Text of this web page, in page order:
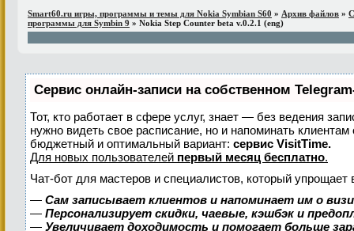
Smart60.ru игры, программы и темы для Nokia Symbian S60 » Архив файлов »
программы для Symbin 9 » Nokia Step Counter beta v.0.2.1 (eng)
Сервис онлайн-записи на собственном
Тот, кто работает в сфере услуг, знает — без ведения
нужно видеть свое расписание, но и напоминать
бюджетный и оптимальный вариант: сервис VisitTime.
Для новых пользователей первый месяц бесплатно.
Чат-бот для мастеров и специалистов, который упрощает
— Сам записывает клиентов и напоминает им о
— Персонализирует скидки, чаевые, кэшбэк и
— Увеличивает доходимость и помогает больше